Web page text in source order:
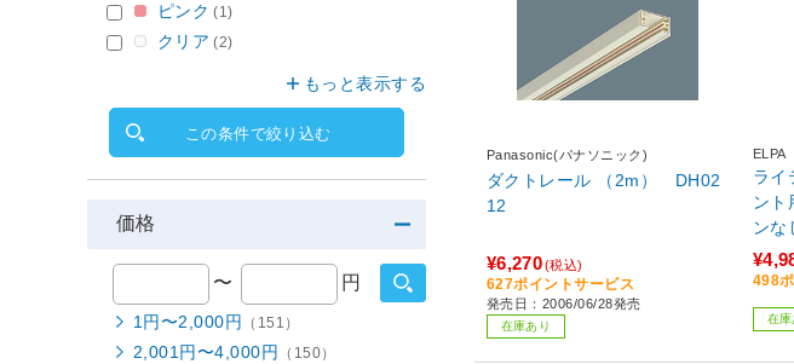
Panasonic(パナソニック)
ダクトレール （2m） DH02
12
¥6,270(税込)
627ポイントサービス
発売日：2006/06/28発売
在庫あり
ELPA
ライ
ント
ンなし LRC-100C(IV)
mm
498
在庫
ピンク (1)
クリア (2)
もっと表示する
この条件で絞り込む
価格
〜 円
1円〜2,000円 （151）
2,001円〜4,000円 （150）